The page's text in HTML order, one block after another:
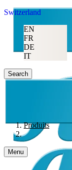
Switzerland
EN
FR
DE
IT
Search
Produits
Menu